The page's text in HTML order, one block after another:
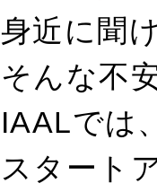
身近に聞
そんな不
IAALでは
スタート